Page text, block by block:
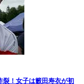
裂！女子は籔田寿衣が初